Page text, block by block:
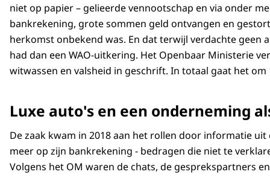
niet op papier – gelieerde vennootschap en via onder
bankrekening, grote sommen geld ontvangen en
herkomst onbekend was. En dat terwijl verdachte geen
had dan een WAO-uitkering. Het Openbaar Ministerie
witwassen en valsheid in geschrift. In totaal gaat het om
Luxe auto's en een onderneming
De zaak kwam in 2018 aan het rollen door informatie
meer op zijn bankrekening - bedragen die niet te
Volgens het OM waren de chats, de gesprekspartners